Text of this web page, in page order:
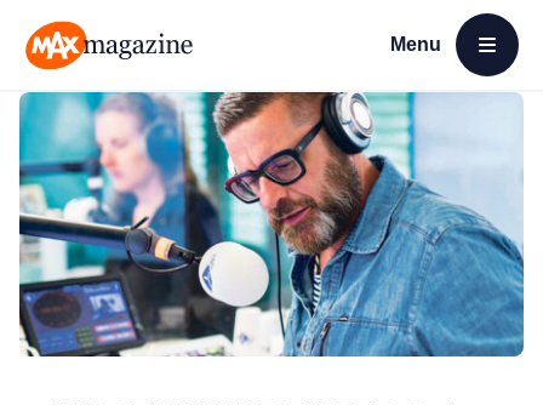
Menu
Open menu